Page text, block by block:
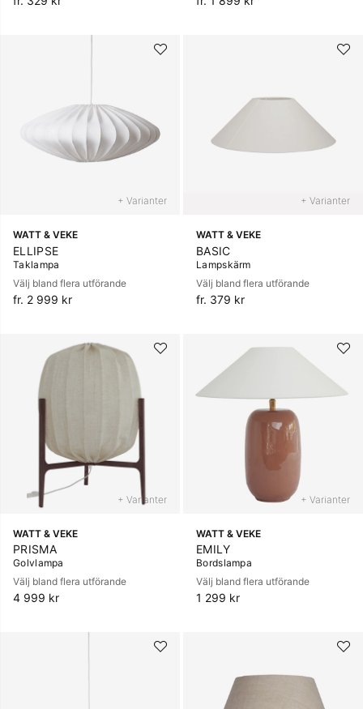
+ Varianter
WATT & VEKE
ELLIPSE
Taklampa
Välj bland flera utförande
fr. 2 999 kr
+ Varianter
WATT & VEKE
BASIC
Lampskärm
Välj bland flera utförande
fr. 379 kr
+ Varianter
WATT & VEKE
PRISMA
Golvlampa
Välj bland flera utförande
4 999 kr
+ Varianter
WATT & VEKE
EMILY
Bordslampa
Välj bland flera utförande
1 299 kr